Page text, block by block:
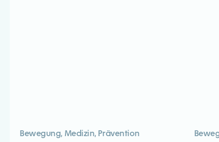
Bewegung, Medizin, Prävention